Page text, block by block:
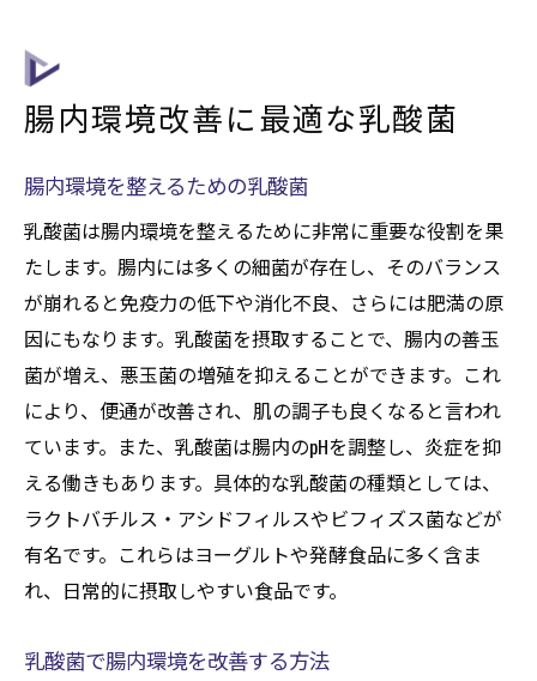
腸内環境改善に最適な乳酸菌
腸内環境を整えるための乳酸菌
乳酸菌は腸内環境を整えるために非常に重要な役割を果
たします。腸内には多くの細菌が存在し、そのバランス
が崩れると免疫力の低下や消化不良、さらには肥満の原
因にもなります。乳酸菌を摂取することで、腸内の善玉
菌が増え、悪玉菌の増殖を抑えることができます。これ
により、便通が改善され、肌の調子も良くなると言われ
ています。また、乳酸菌は腸内のpHを調整し、炎症を抑
える働きもあります。具体的な乳酸菌の種類としては、
ラクトバチルス・アシドフィルスやビフィズス菌などが
有名です。これらはヨーグルトや発酵食品に多く含ま
れ、日常的に摂取しやすい食品です。
乳酸菌で腸内環境を改善する方法